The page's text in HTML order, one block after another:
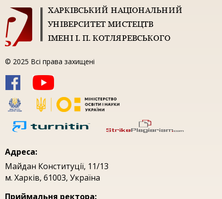
© 2025 Всі права захищені
Адреса:
Майдан Конституцiї, 11/13
м. Харкiв, 61003, Україна
Приймальня ректора: